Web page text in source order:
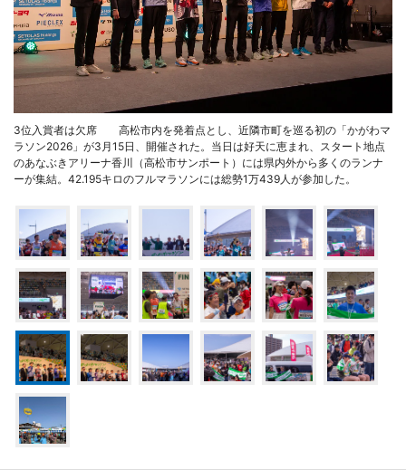
3位入賞者は欠席 高松市内を発着点とし、近隣市町を巡る初の「かがわマ
ラソン2026」が3月15日、開催された。当日は好天に恵まれ、スタート地点
のあなぶきアリーナ香川（高松市サンポート）には県内外から多くのランナ
ーが集結。42.195キロのフルマラソンには総勢1万439人が参加した。